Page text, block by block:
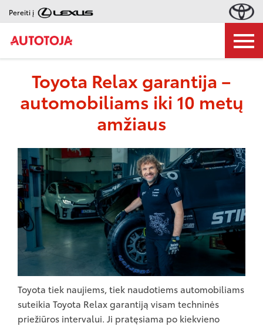
Pereiti į
Toyota Relax garantija –
automobiliams iki 10 metų
amžiaus
Toyota tiek naujiems, tiek naudotiems automobiliams
suteikia Toyota Relax garantiją visam techninės
priežiūros intervalui. Ji pratęsiama po kiekvieno